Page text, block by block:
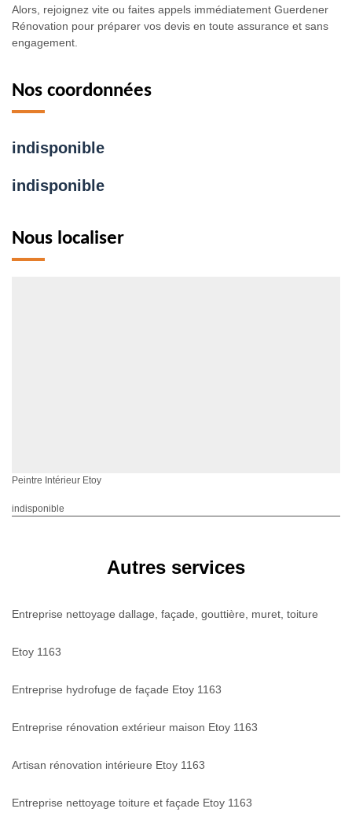
Alors, rejoignez vite ou faites appels immédiatement Guerdener
Rénovation pour préparer vos devis en toute assurance et sans
engagement.
Nos coordonnées
indisponible
indisponible
Nous localiser
Peintre Intérieur Etoy
indisponible
Autres services
Entreprise nettoyage dallage, façade, gouttière, muret, toiture
Etoy 1163
Entreprise hydrofuge de façade Etoy 1163
Entreprise rénovation extérieur maison Etoy 1163
Artisan rénovation intérieure Etoy 1163
Entreprise nettoyage toiture et façade Etoy 1163